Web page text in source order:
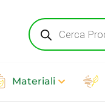
Products
search
Materiali